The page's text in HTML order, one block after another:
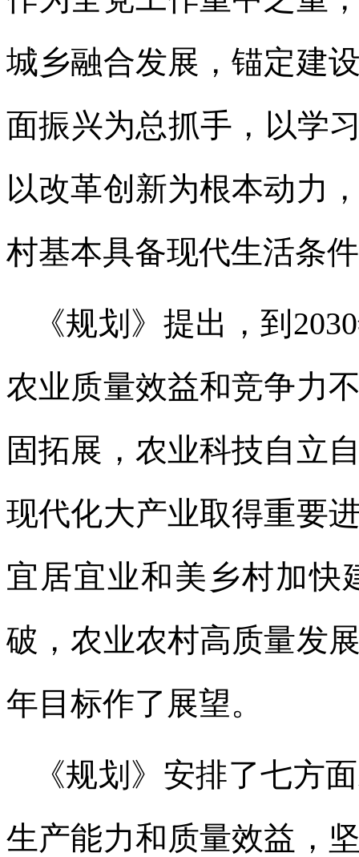
城乡融合发展，锚定建
面振兴为总抓手，以学
以改革创新为根本动力
村基本具备现代生活条
《规划》提出，到
农业质量效益和竞争力
固拓展，农业科技自立
现代化大产业取得重要
宜居宜业和美乡村加快
破，农业农村高质量发
年目标作了展望。
《规划》安排了七方
生产能力和质量效益，